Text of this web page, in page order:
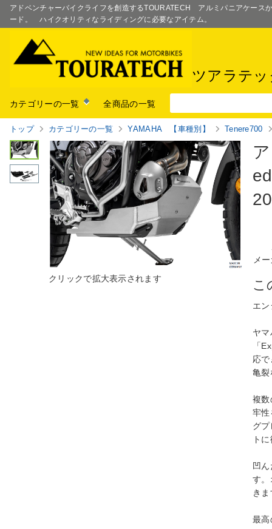
アドベンチャーバイクライフを創造するTOURATECH アルミパニアケース
ード。 ハイクオリティなライディングに必要なアイテム。
ツアラテ
カテゴリーの一覧 全商品の一覧
トップ カテゴリーの一覧 YAMAHA 【車種別】 Tenere700
メ
こ
エ
ヤ
「
応
亀裂
複数
牢性
グ
ト
凹
す。
き
最高